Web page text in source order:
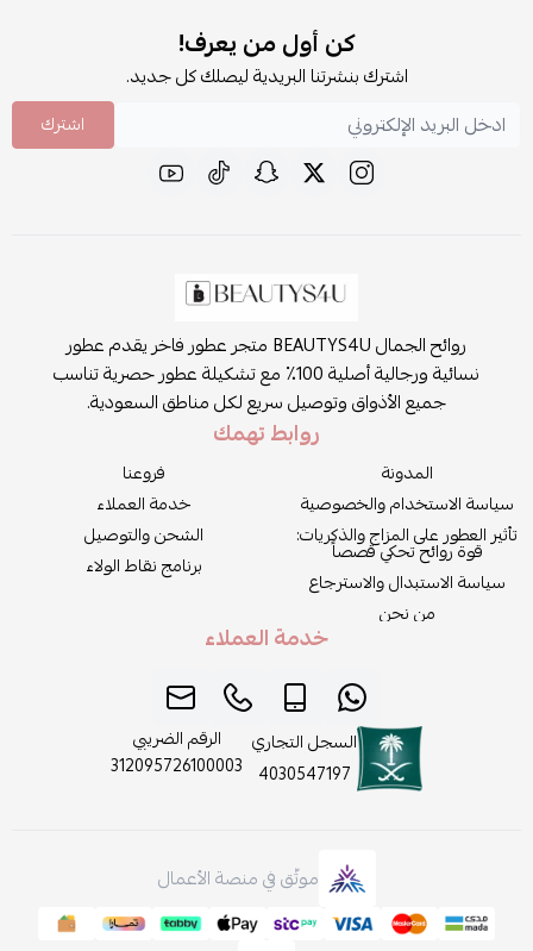
كن أول من يعرف!
اشترك بنشرتنا البريدية ليصلك كل جديد.
اشترك
روائح الجمال BEAUTYS4U متجر عطور فاخر يقدم عطور
نسائية ورجالية أصلية 100٪ مع تشكيلة عطور حصرية تناسب
جميع الأذواق وتوصيل سريع لكل مناطق السعودية.
روابط تهمك
المدونة
سياسة الاستخدام والخصوصية
تأثير العطور على المزاج والذكريات:
قوة روائح تحكي قصصاً
سياسة الاستبدال والاسترجاع
من نحن
فروعنا
خدمة العملاء
الشحن والتوصيل
برنامج نقاط الولاء
خدمة العملاء
السجل التجاري
4030547197
الرقم الضريبي
312095726100003
موثّق في منصة الأعمال